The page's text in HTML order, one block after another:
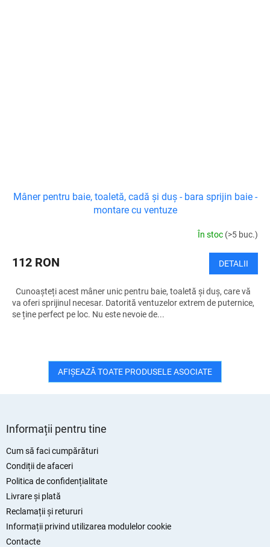
Mâner pentru baie, toaletă, cadă și duș - bara sprijin baie -
montare cu ventuze
În stoc (>5 buc.)
112 RON DETALII
Cunoașteți acest mâner unic pentru baie, toaletă și duș, care vă
va oferi sprijinul necesar. Datorită ventuzelor extrem de puternice,
se ține perfect pe loc. Nu este nevoie de...
AFIŞEAZĂ TOATE PRODUSELE ASOCIATE
Informații pentru tine
Cum să faci cumpărături
Condiții de afaceri
Politica de confidențialitate
Livrare și plată
Reclamații și retururi
Informații privind utilizarea modulelor cookie
Contacte